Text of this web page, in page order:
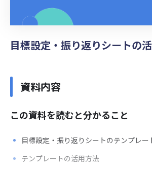
目標設定・振り返りシートの
資料内容
この資料を読むと分かること
目標設定・振り返りシートのテンプレー
テンプレートの活用方法